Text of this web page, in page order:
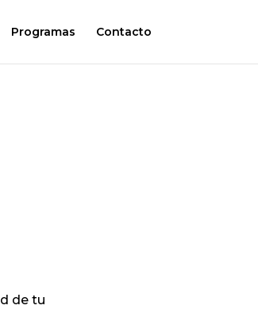
Programas Contacto
de tu